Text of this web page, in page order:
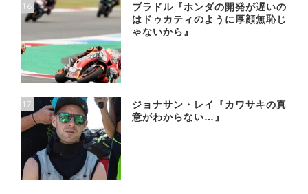
16
ブラドル『ホンダの開発が遅いの
はドゥカティのように厚顔無恥じ
ゃないから』
17
ジョナサン・レイ『カワサキの真
意がわからない…』